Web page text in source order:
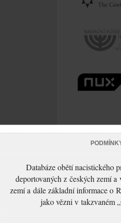
Databáze obětí nacistického
deportovaných z českých zemí
zemí a dále základní informace o
jako vězni v takzvaném